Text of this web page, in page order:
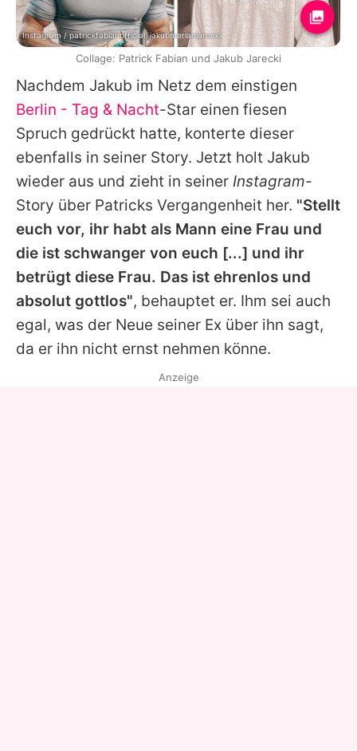
Nachdem Jakub im Netz dem einstigen
Berlin - Tag & Nacht-Star einen fiesen
Spruch gedrückt hatte, konterte dieser
ebenfalls in seiner Story. Jetzt holt Jakub
wieder aus und zieht in seiner Instagram-
Story über Patricks Vergangenheit her. "Stellt
euch vor, ihr habt als Mann eine Frau und
die ist schwanger von euch [...] und ihr
betrügt diese Frau. Das ist ehrenlos und
absolut gottlos", behauptet er. Ihm sei auch
egal, was der Neue seiner Ex über ihn sagt,
da er ihn nicht ernst nehmen könne.
Instagram / patrickfabianofficial, jakubmerlanjarecki
Collage: Patrick Fabian und Jakub Jarecki
Anzeige